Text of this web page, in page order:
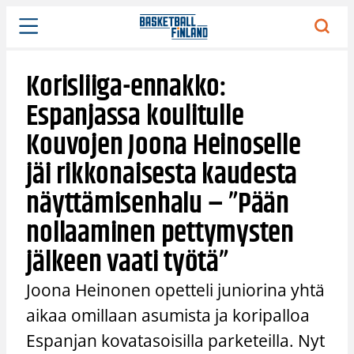
Siirry
sisältöön
Korisliiga-ennakko:
Espanjassa koulitulle
Kouvojen Joona Heinoselle
jäi rikkonaisesta kaudesta
näyttämisenhalu – ”Pään
nollaaminen pettymysten
jälkeen vaati työtä”
Joona Heinonen opetteli juniorina yhtä
aikaa omillaan asumista ja koripalloa
Espanjan kovatasoisilla parketeilla. Nyt